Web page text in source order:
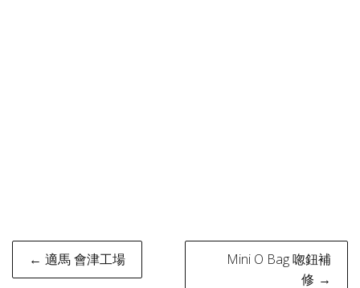
Post
navigation
← 適馬 會津工場
Mini O Bag 唿鈕補
修 →